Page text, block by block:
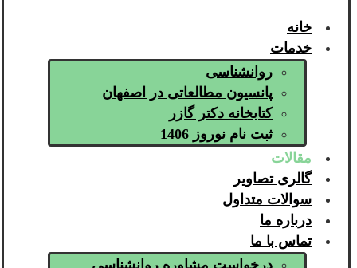
خانه
خدمات
روانشناسی
پانسیون مطالعاتی در اصفهان
کتابخانه دکتر گازر
ثبت نام نوروز 1406
مقالات
گالری تصاویر
سوالات متداول
درباره ما
تماس با ما
درخواست مشاوره روانشناسی